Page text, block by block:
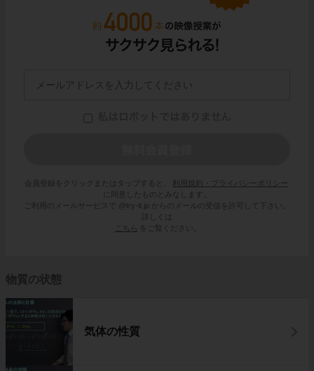
会員登録をクリックまたはタップすると、
利用規約・プライバシーポリシー
に同意したものとみなします。
ご利用のメールサービスで @try-it.jp からのメールの受信を許可して下さい。
詳しくは
こちら
をご覧ください。
物質の状態
気体の性質